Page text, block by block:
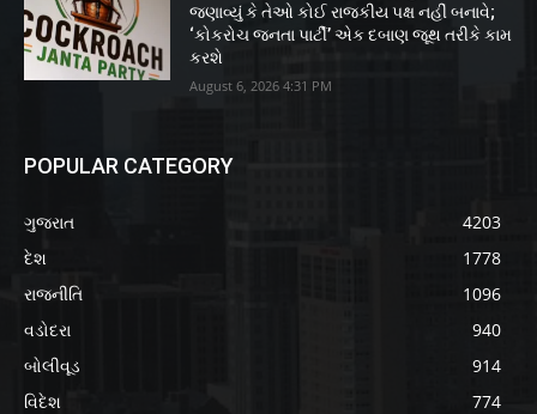
જણાવ્યું કે તેઓ કોઈ રાજકીય પક્ષ નહીં બનાવે;
‘કોકરોચ જનતા પાર્ટી’ એક દબાણ જૂથ તરીકે કામ
કરશે
August 6, 2026 4:31 PM
POPULAR CATEGORY
ગુજરાત
4203
દેશ
1778
રાજનીતિ
1096
વડોદરા
940
બોલીવૂડ
914
વિદેશ
774